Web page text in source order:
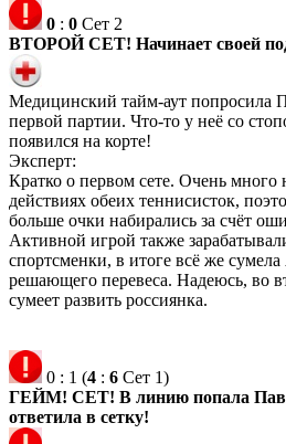
0 : 0 Сет 2
ВТОРОЙ СЕТ! Начинает своей
Медицинский тайм-аут попросила
первой партии. Что-то у неё со
появился на корте!
Эксперт:
Кратко о первом сете. Очень много
действиях обеих теннисисток,
больше очки набирались за счёт
Активной игрой также
спортсменки, в итоге всё же сумела
решающего перевеса. Надеюсь, во
сумеет развить россиянка.
0 : 1 (4 : 6 Сет 1)
ГЕЙМ! СЕТ! В линию попала
ответила в сетку!